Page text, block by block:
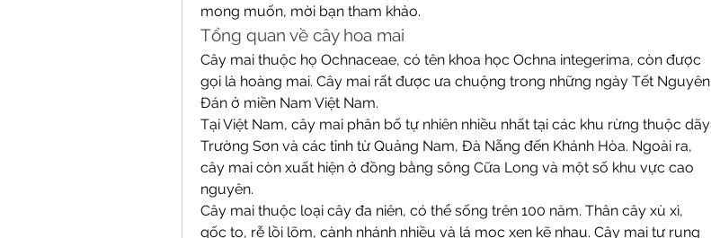
mong muốn, mời bạn tham khảo.
Tổng quan về cây hoa mai
Cây mai thuộc họ Ochnaceae, có tên khoa học Ochna integerima, còn được
gọi là hoàng mai. Cây mai rất được ưa chuộng trong những ngày Tết Nguyên
Đán ở miền Nam Việt Nam.
Tại Việt Nam, cây mai phân bố tự nhiên nhiều nhất tại các khu rừng thuộc dãy
Trường Sơn và các tỉnh từ Quảng Nam, Đà Nẵng đến Khánh Hòa. Ngoài ra,
cây mai còn xuất hiện ở đồng bằng sông Cữa Long và một số khu vực cao
nguyên.
Cây mai thuộc loại cây đa niên, có thể sống trên 100 năm. Thân cây xù xì,
gốc to, rễ lồi lõm, cành nhánh nhiều và lá mọc xen kẽ nhau. Cây mai tự rụng